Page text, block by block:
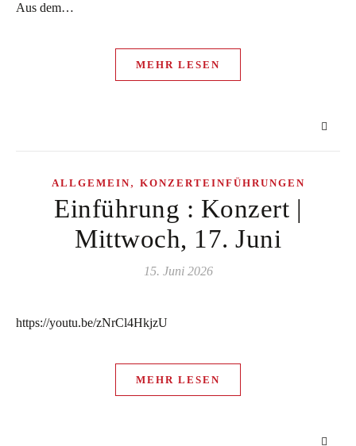
Aus dem…
MEHR LESEN
ALLGEMEIN, KONZERTEINFÜHRUNGEN
Einführung : Konzert |
Mittwoch, 17. Juni
15. Juni 2026
https://youtu.be/zNrCl4HkjzU
MEHR LESEN